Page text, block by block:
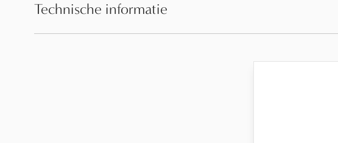
Technische informatie